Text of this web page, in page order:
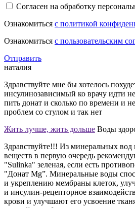
Согласен на обработку
Ознакомиться с политикой
Ознакомиться с пользовательским
Отправить
наталия
Здравствуйте мне бы хотелось
инсулинозависимый ко врачу идти
пить донат и сколько по времени и
проблем со стулом и так нет
Жить лучше, жить дольше Воды
Здравствуйте!!! Из минеральных вод
веществ в первую очередь
"Sulinka" зеленая, если есть
"Донат Мg”. Минеральные воды
и укреплению мембраны клеток,
и инсулин-рецепторное
крови и улучшают его усвоение